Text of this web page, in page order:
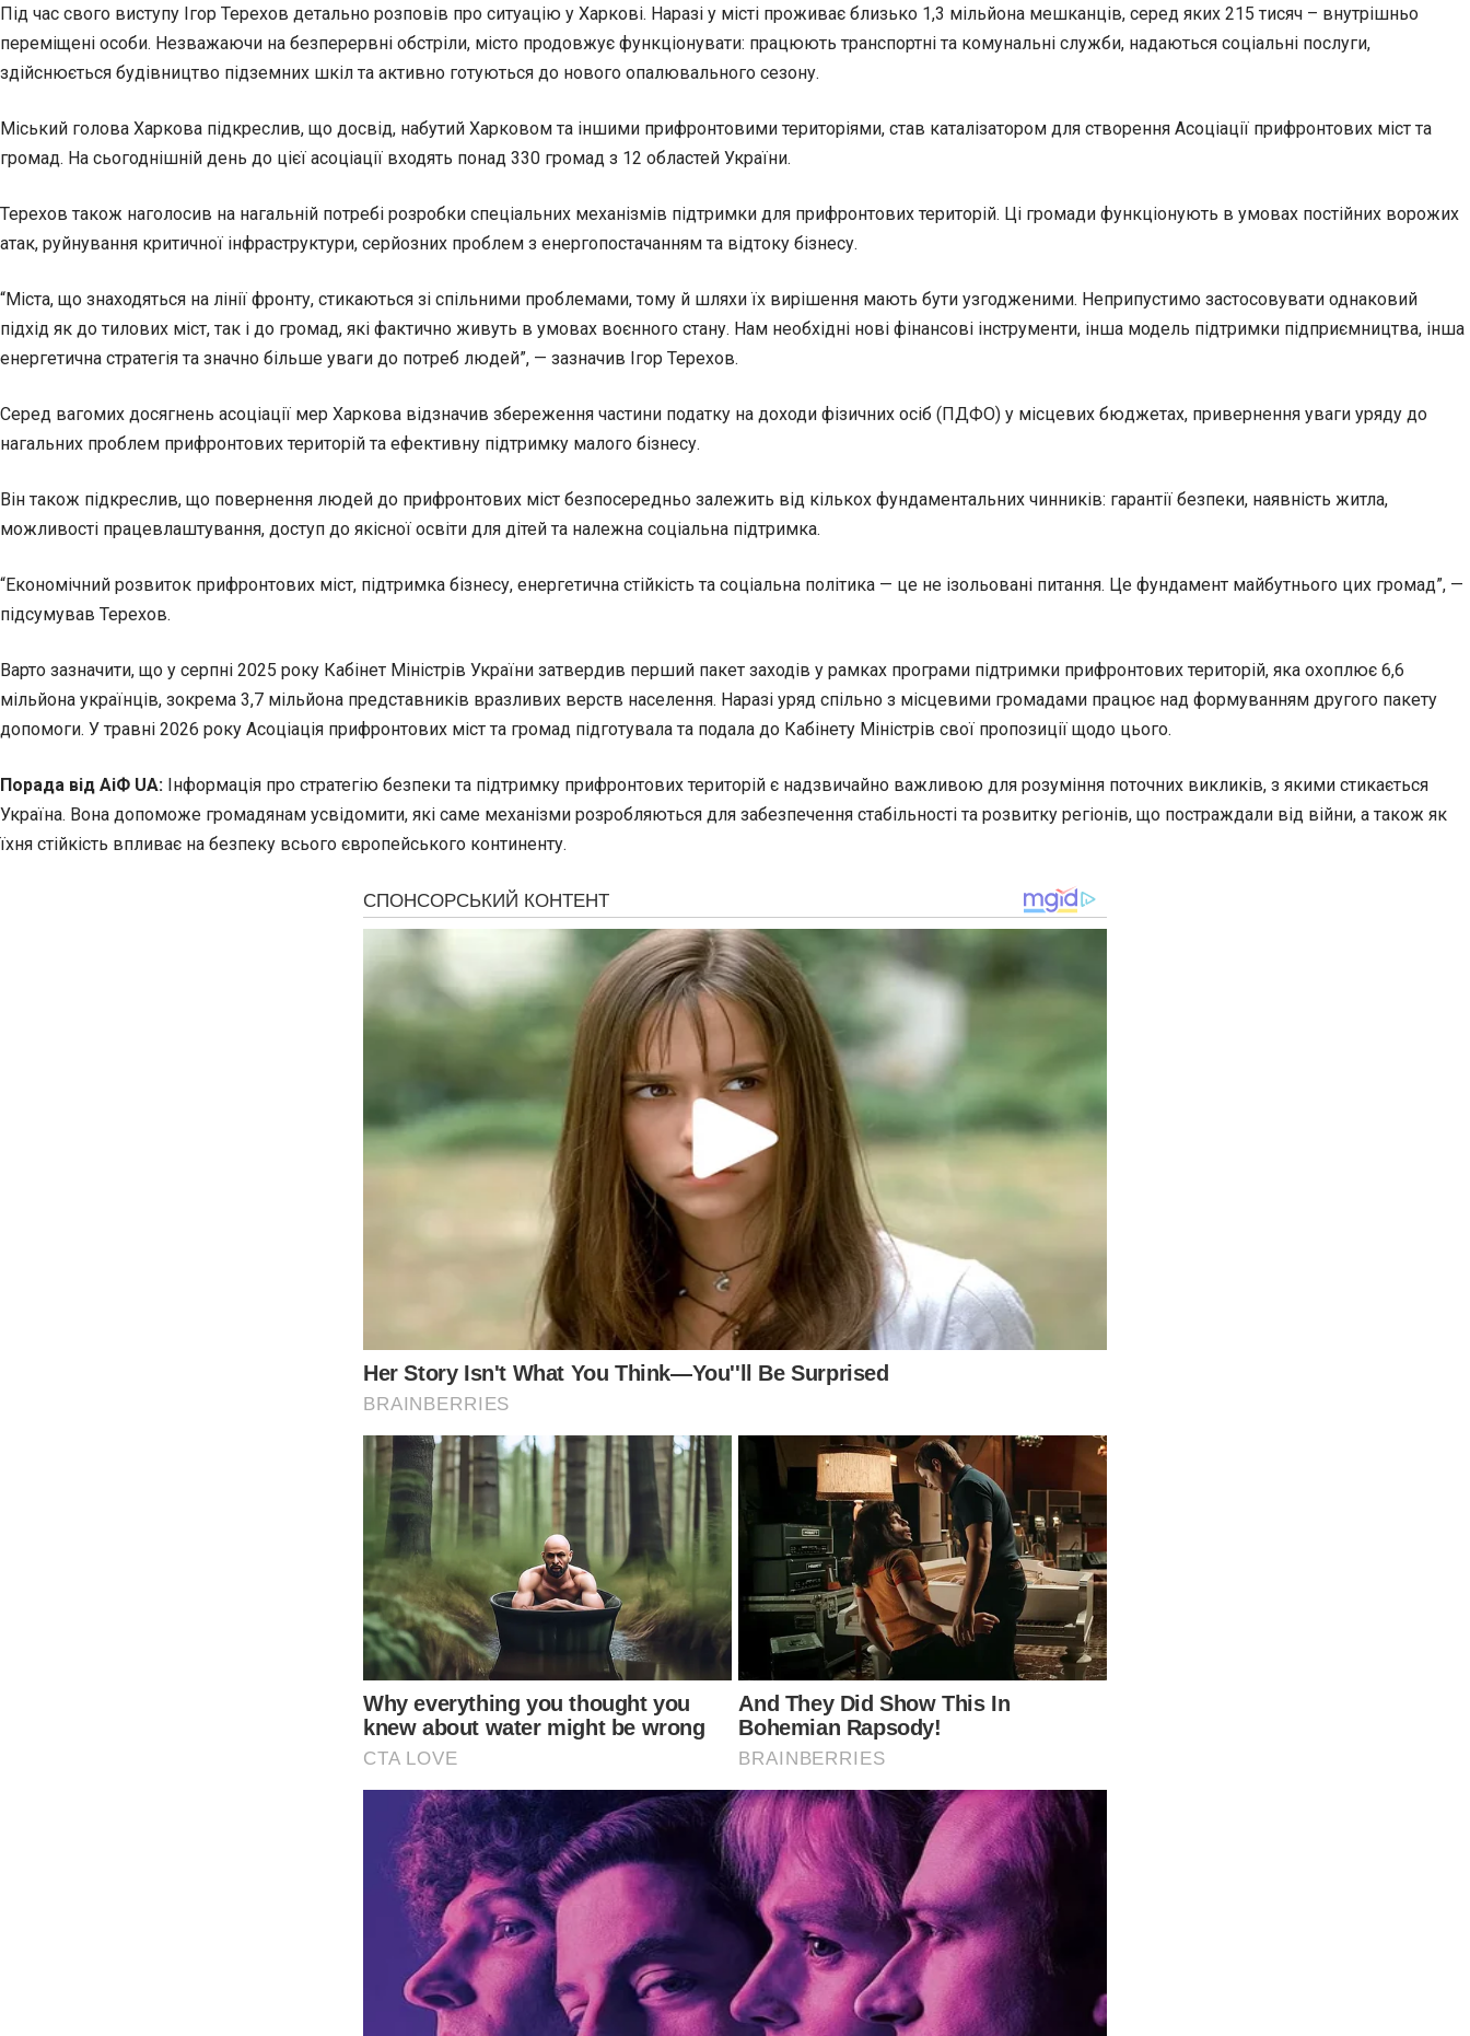
Під час свого виступу Ігор Терехов детально розповів про ситуацію у Харкові. Наразі у місті проживає близько 1,3 мільйона мешканців, серед яких 215 тисяч – внутрішньо
переміщені особи. Незважаючи на безперервні обстріли, місто продовжує функціонувати: працюють транспортні та комунальні служби, надаються соціальні послуги,
здійснюється будівництво підземних шкіл та активно готуються до нового опалювального сезону.
Міський голова Харкова підкреслив, що досвід, набутий Харковом та іншими прифронтовими територіями, став каталізатором для створення Асоціації прифронтових міст та
громад. На сьогоднішній день до цієї асоціації входять понад 330 громад з 12 областей України.
Терехов також наголосив на нагальній потребі розробки спеціальних механізмів підтримки для прифронтових територій. Ці громади функціонують в умовах постійних ворожих
атак, руйнування критичної інфраструктури, серйозних проблем з енергопостачанням та відтоку бізнесу.
“Міста, що знаходяться на лінії фронту, стикаються зі спільними проблемами, тому й шляхи їх вирішення мають бути узгодженими. Неприпустимо застосовувати однаковий
підхід як до тилових міст, так і до громад, які фактично живуть в умовах воєнного стану. Нам необхідні нові фінансові інструменти, інша модель підтримки підприємництва, інша
енергетична стратегія та значно більше уваги до потреб людей”, — зазначив Ігор Терехов.
Серед вагомих досягнень асоціації мер Харкова відзначив збереження частини податку на доходи фізичних осіб (ПДФО) у місцевих бюджетах, привернення уваги уряду до
нагальних проблем прифронтових територій та ефективну підтримку малого бізнесу.
Він також підкреслив, що повернення людей до прифронтових міст безпосередньо залежить від кількох фундаментальних чинників: гарантії безпеки, наявність житла,
можливості працевлаштування, доступ до якісної освіти для дітей та належна соціальна підтримка.
“Економічний розвиток прифронтових міст, підтримка бізнесу, енергетична стійкість та соціальна політика — це не ізольовані питання. Це фундамент майбутнього цих громад”, —
підсумував Терехов.
Варто зазначити, що у серпні 2025 року Кабінет Міністрів України затвердив перший пакет заходів у рамках програми підтримки прифронтових територій, яка охоплює 6,6
мільйона українців, зокрема 3,7 мільйона представників вразливих верств населення. Наразі уряд спільно з місцевими громадами працює над формуванням другого пакету
допомоги. У травні 2026 року Асоціація прифронтових міст та громад підготувала та подала до Кабінету Міністрів свої пропозиції щодо цього.
Порада від АіФ UA: Інформація про стратегію безпеки та підтримку прифронтових територій є надзвичайно важливою для розуміння поточних викликів, з якими стикається
Україна. Вона допоможе громадянам усвідомити, які саме механізми розробляються для забезпечення стабільності та розвитку регіонів, що постраждали від війни, а також як
їхня стійкість впливає на безпеку всього європейського континенту.